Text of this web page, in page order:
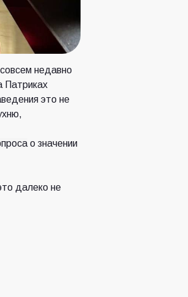
недавно
Патриках
это не
о значении
далеко не